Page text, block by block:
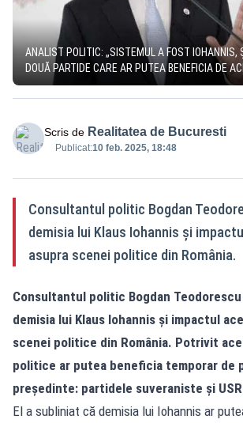
ANALIST POLITIC: „SISTEMUL A FOST IOHANNIS,
DOUĂ PARTIDE CARE AR PUTEA BENEFICIA DE
Scris de Realitatea de Bucuresti
Publicat:10 feb. 2025, 18:48
Consultantul politic Bogdan
demisia lui Klaus Iohannis și
asupra scenei politice din România.
Consultantul politic Bogdan
demisia lui Klaus Iohannis și impactul
scenei politice din România. Potrivit
politice ar putea beneficia temporar de
președinte: partidele suveraniste și
El a subliniat că demisia lui Iohannis ar